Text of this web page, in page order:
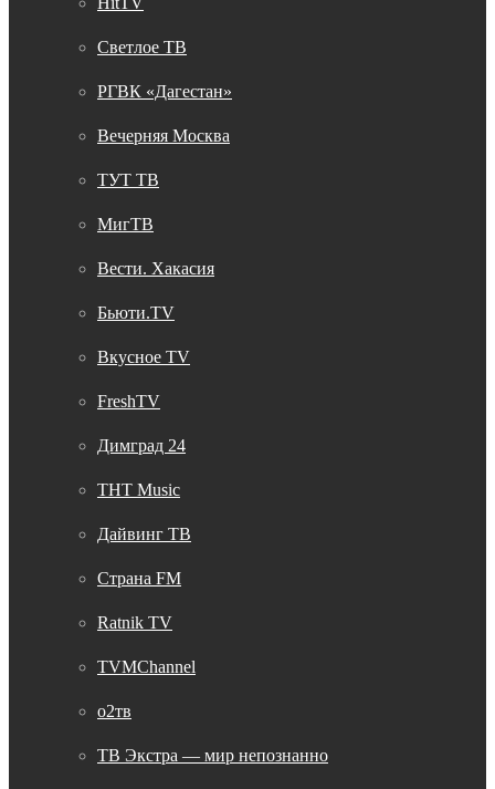
Светлое ТВ
РГВК «Дагестан»
Вечерняя Москва
ТУТ ТВ
МигТВ
Вести. Хакасия
Бьюти.TV
Вкусное TV
FreshTV
Димград 24
THT Music
Дайвинг ТВ
Страна FM
Ratnik TV
TVMChannel
о2тв
ТВ Экстра — мир непознанно